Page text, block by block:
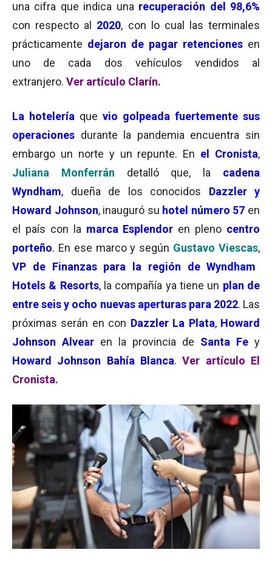
una cifra que indica una recuperación del 98,6%
con respecto al 2020, con lo cual las terminales
prácticamente dejaron de pagar retenciones en
uno de cada dos vehículos vendidos al
extranjero. Ver artículo Clarín.
La hotelería que vio golpeada fuertemente sus
operaciones durante la pandemia encuentra sin
embargo un norte y un repunte. En el Cronista,
Juliana Monferrán detalló que, la cadena
Wyndham, dueña de los conocidos Dazzler y
Howard Johnson, inauguró su hotel número 57 en
el país con la marca Esplendor en pleno centro
porteño. En ese marco y según Gustavo Viescas,
VP de Finanzas para la región de Wyndham
Hotels & Resorts, la compañía ya tiene un plan de
entre seis y ocho nuevas aperturas para 2022. Las
próximas serán en con Dazzler La Plata, Howard
Johnson Alvear en la provincia de Santa Fe y
Howard Johnson Bahía Blanca. Ver artículo El
Cronista.